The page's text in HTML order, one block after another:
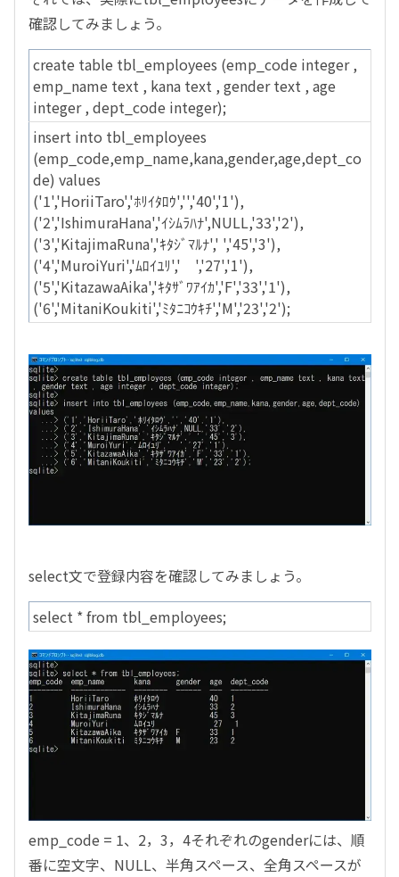
確認してみましょう。
create table tbl_employees (emp_code integer ,
emp_name text , kana text , gender text , age
integer , dept_code integer);
insert into tbl_employees
(emp_code,emp_name,kana,gender,age,dept_co
de) values
('1','HoriiTaro','ﾎﾘｲﾀﾛｳ','','40','1'),
('2','IshimuraHana','ｲｼﾑﾗﾊﾅ',NULL,'33','2'),
('3','KitajimaRuna','ｷﾀｼﾞﾏﾙﾅ',' ','45','3'),
('4','MuroiYuri','ﾑﾛｲﾕﾘ',' ','27','1'),
('5','KitazawaAika','ｷﾀｻﾞﾜｱｲｶ','F','33','1'),
('6','MitaniKoukiti','ﾐﾀﾆｺｳｷﾁ','M','23','2');
select文で登録内容を確認してみましょう。
select * from tbl_employees;
emp_code = 1、2，3，4それぞれのgenderには、順
番に空文字、NULL、半角スペース、全角スペースが